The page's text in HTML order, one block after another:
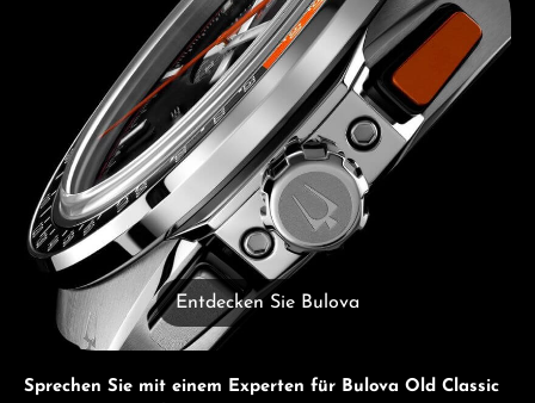
Entdecken Sie Bulova
Sprechen Sie mit einem Experten für Bulova Old Classic